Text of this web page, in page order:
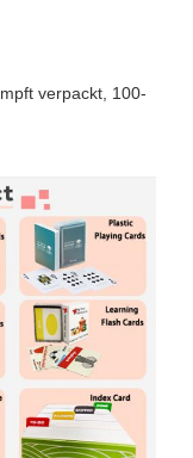
verpackt, 100-